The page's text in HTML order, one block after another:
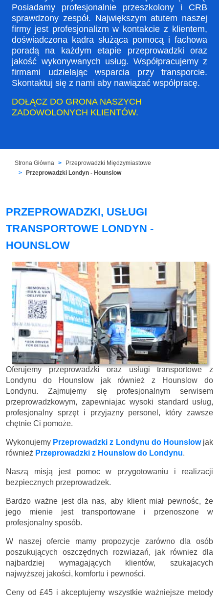
Posiadamy profesjonalnie przeszkolony i CRB
sprawdzony zespół. Największym atutem naszej
firmy jest profesjonalizm w kontakcie z klientem,
doświadczona kadra służąca pomocą i fachowa
poradą na każdym etapie przeprowadzki oraz
jakość wykonywanych usług. Współpracujemy z
firmami udzielając wsparcia przy transporcie.
Skontaktuj się z nami aby nawiązać współpracę.
DOŁĄCZ DO GRONA NASZYCH
ZADOWOLONYCH KLIENTÓW.
Strona Główna
Przeprowadzki Międzymiastowe
Przeprowadzki Londyn - Hounslow
PRZEPROWADZKI, USŁUGI
TRANSPORTOWE LONDYN -
HOUNSLOW
Oferujemy przeprowadzki oraz usługi transportowe z
Londynu do Hounslow jak również z Hounslow do
Londynu. Zajmujemy się profesjonalnym serwisem
przeprowadzkowym, zapewniajac wysoki standard usług,
profesjonalny sprzęt i przyjazny personel, który zawsze
chętnie Ci pomoże.
Wykonujemy Przeprowadzki z Londynu do Hounslowjak
również Przeprowadzki z Hounslow do Londynu.
Naszą misją jest pomoc w przygotowaniu i realizacji
bezpiecznych przeprowadzek.
Bardzo ważne jest dla nas, aby klient miał pewnośc, że
jego mienie jest transportowane i przenoszone w
profesjonalny sposób.
W naszej ofercie mamy propozycje zarówno dla osób
poszukujących oszczędnych rozwiazań, jak równiez dla
najbardziej wymagających klientów, szukajacych
najwyższej jakości, komfortu i pewności.
Ceny od £45 i akceptujemy wszystkie ważniejsze metody